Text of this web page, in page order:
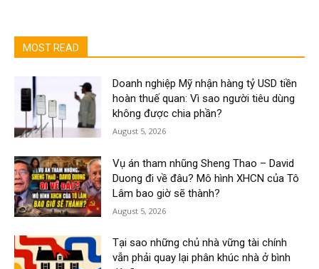
MOST READ
Doanh nghiệp Mỹ nhận hàng tỷ USD tiền
hoàn thuế quan: Vì sao người tiêu dùng
không được chia phần?
August 5, 2026
Vụ án tham nhũng Sheng Thao – David
Duong đi về đâu? Mô hình XHCN của Tô
Lâm bao giờ sẽ thành?
August 5, 2026
Tại sao những chủ nhà vững tài chính
vẫn phải quay lại phân khúc nhà ở bình